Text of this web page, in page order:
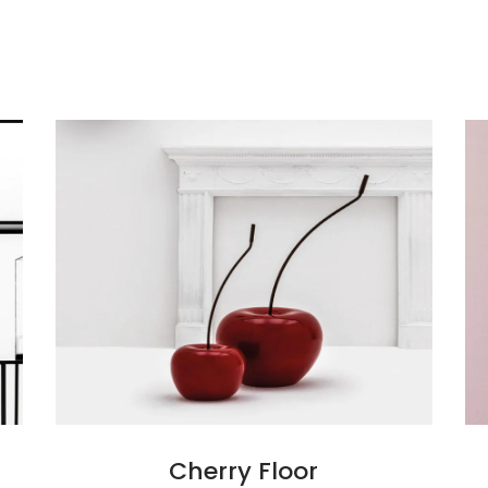
tutto
Absolute